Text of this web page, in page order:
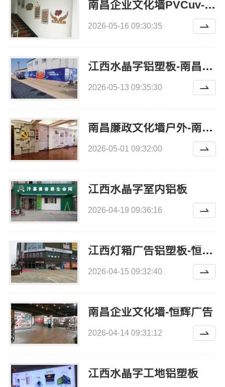
南昌企业文化墙PVCuv-恒辉广告
2026-05-16 09:30:35
江西水晶字铝塑板-南昌恒辉广告
2026-05-13 09:35:30
南昌廉政文化墙户外-南昌恒辉广告
2026-05-01 09:32:00
江西水晶字室内铝板
2026-04-19 09:36:16
江西灯箱广告铝塑板-恒辉广告
2026-04-15 09:32:40
南昌企业文化墙-恒辉广告
2026-04-14 09:31:12
江西水晶字工地铝塑板